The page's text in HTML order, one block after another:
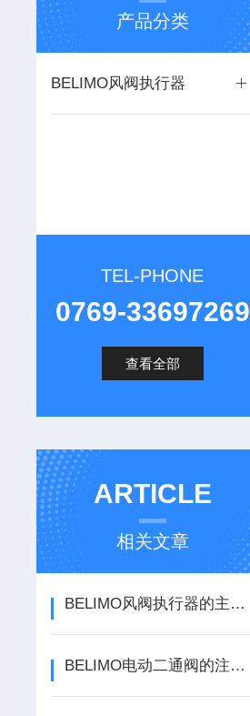
产品分类
BELIMO风阀执行器
TEL-PHONE
0769-33697269
查看全部
ARTICLE
相关文章
BELIMO风阀执行器的主要作用是控制风阀的开启和关闭
BELIMO电动二通阀的注意细节，让你一次性看懂